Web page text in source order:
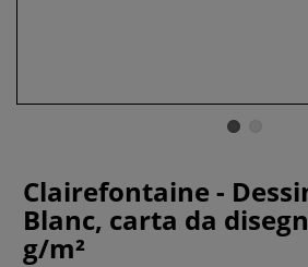
Clairefontaine -
Blanc, carta da
g/m²